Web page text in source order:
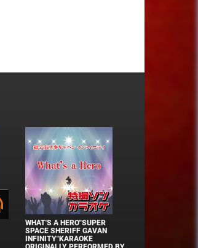
WHAT'S A HERO"SUPER
SPACE SHERIFF GAVAN
INFINITY"KARAOKE